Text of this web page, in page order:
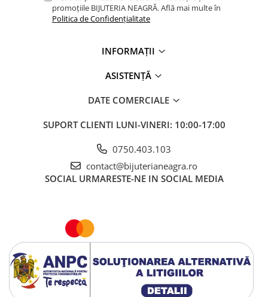
promoțiile BIJUTERIA NEAGRĂ. Află mai multe în
Politica de Confidențialitate
INFORMAȚII
ASISTENȚĂ
DATE COMERCIALE
SUPORT CLIENTI LUNI-VINERI: 10:00-17:00
0750.403.103
contact@bijuterianeagra.ro
SOCIAL URMARESTE-NE IN SOCIAL MEDIA